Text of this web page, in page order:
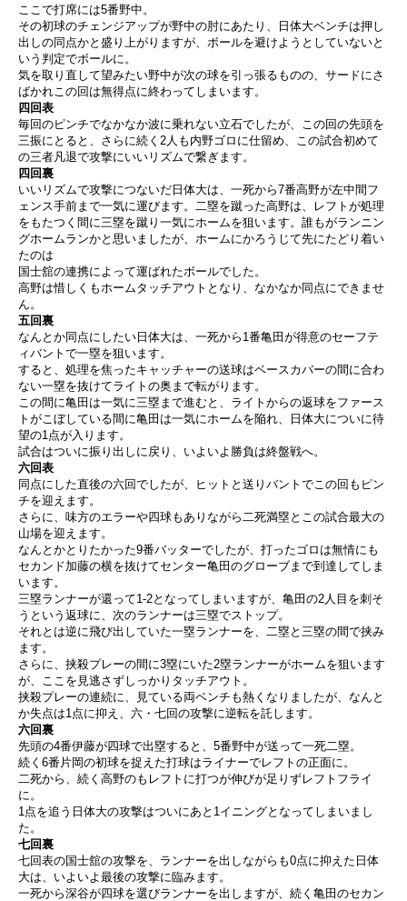
ここで打席には5番野中。
その初球のチェンジアップが野中の肘にあたり、日体大ベンチは押し
出しの同点かと盛り上がりますが、ボールを避けようとしていないと
いう判定でボールに。
気を取り直して望みたい野中が次の球を引っ張るものの、サードにさ
ばかれこの回は無得点に終わってしまいます。
四回表
毎回のピンチでなかなか波に乗れない立石でしたが、この回の先頭を
三振にとると、さらに続く2人も内野ゴロに仕留め、この試合初めて
の三者凡退で攻撃にいいリズムで繋ぎます。
四回裏
いいリズムで攻撃につないだ日体大は、一死から7番高野が左中間フ
ェンス手前まで一気に運びます。二塁を蹴った高野は、レフトが処理
をもたつく間に三塁を蹴り一気にホームを狙います。誰もがランニン
グホームランかと思いましたが、ホームにかろうじて先にたどり着い
たのは
国士舘の連携によって運ばれたボールでした。
高野は惜しくもホームタッチアウトとなり、なかなか同点にできませ
ん。
五回裏
なんとか同点にしたい日体大は、一死から1番亀田が得意のセーフテ
ィバントで一塁を狙います。
すると、処理を焦ったキャッチャーの送球はベースカバーの間に合わ
ない一塁を抜けてライトの奥まで転がります。
この間に亀田は一気に三塁まで進むと、ライトからの返球をファース
トがこぼしている間に亀田は一気にホームを陥れ、日体大についに待
望の1点が入ります。
試合はついに振り出しに戻り、いよいよ勝負は終盤戦へ。
六回表
同点にした直後の六回でしたが、ヒットと送りバントでこの回もピン
チを迎えます。
さらに、味方のエラーや四球もありながら二死満塁とこの試合最大の
山場を迎えます。
なんとかとりたかった9番バッターでしたが、打ったゴロは無情にも
セカンド加藤の横を抜けてセンター亀田のグローブまで到達してしま
います。
三塁ランナーが還って1-2となってしまいますが、亀田の2人目を刺そ
うという返球に、次のランナーは三塁でストップ。
それとは逆に飛び出していた一塁ランナーを、二塁と三塁の間で挟み
ます。
さらに、挟殺プレーの間に3塁にいた2塁ランナーがホームを狙います
が、ここを見逃さずしっかりタッチアウト。
挟殺プレーの連続に、見ている両ベンチも熱くなりましたが、なんと
か失点は1点に抑え、六・七回の攻撃に逆転を託します。
六回裏
先頭の4番伊藤が四球で出塁すると、5番野中が送って一死二塁。
続く6番片岡の初球を捉えた打球はライナーでレフトの正面に。
二死から、続く高野のもレフトに打つが伸びが足りずレフトフライ
に。
1点を追う日体大の攻撃はついにあと1イニングとなってしまいまし
た。
七回裏
七回表の国士舘の攻撃を、ランナーを出しながらも0点に抑えた日体
大は、いよいよ最後の攻撃に臨みます。
一死から深谷が四球を選びランナーを出しますが、続く亀田のセカン